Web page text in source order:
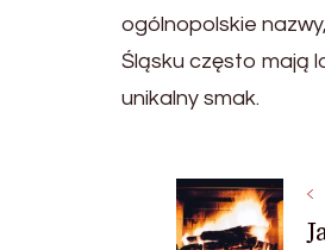
ogólnopolskie
Śląsku często mają
unikalny smak.